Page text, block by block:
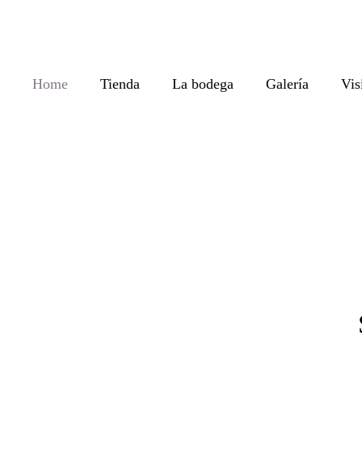
Home Tienda La bodega Galería